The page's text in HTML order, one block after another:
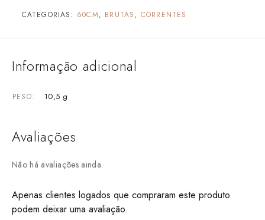
CATEGORIAS: 60CM, BRUTAS, CORRENTES
Informação adicional
PESO 10,5 g
Avaliações
Não há avaliações ainda.
Apenas clientes logados que compraram este produto
podem deixar uma avaliação.